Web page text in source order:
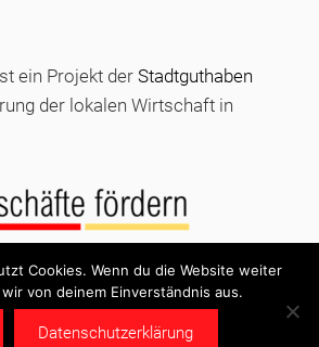
ein Projekt der Stadtguthaben
der lokalen Wirtschaft in
kaufen |Impressum|Datenschutz
Stadtguthaben GmbH
Cookies. Wenn du die Website weiter
von deinem Einverständnis aus.
Datenschutzerklärung